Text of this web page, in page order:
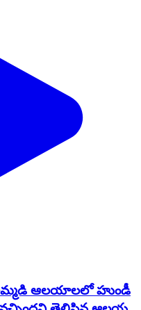
ఉమ్మడి ఆలయాలలో హుండీ